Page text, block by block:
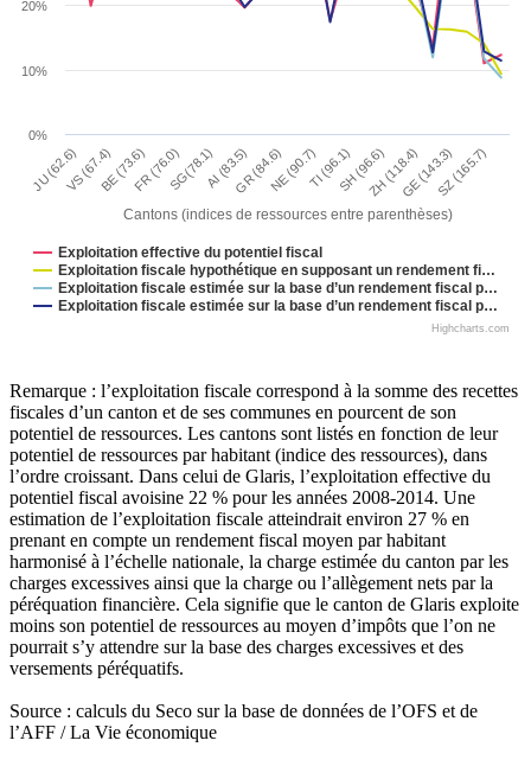
Cantons (indices de ressources entre parenthèses)
Exploitation effective du potentiel fiscal
Exploitation fiscale hypothétique en supposant un rendement fi…
Exploitation fiscale estimée sur la base d’un rendement fiscal p…
Exploitation fiscale estimée sur la base d’un rendement fiscal p…
JU (62.6)VS (67.4)BE (73.6)FR (76.0)SG(78.1)AI (83.5)GR (84.6)NE (90.7)TI (96.1)SH (96.6)ZH (118.4)GE (143.3)SZ (165.7)
0%
10%
20%
Highcharts.com
Remarque : l’exploitation fiscale correspond à la somme des recettes
fiscales d’un canton et de ses communes en pourcent de son
potentiel de ressources. Les cantons sont listés en fonction de leur
potentiel de ressources par habitant (indice des ressources), dans
l’ordre croissant. Dans celui de Glaris, l’exploitation effective du
potentiel fiscal avoisine 22 % pour les années 2008-2014. Une
estimation de l’exploitation fiscale atteindrait environ 27 % en
prenant en compte un rendement fiscal moyen par habitant
harmonisé à l’échelle nationale, la charge estimée du canton par les
charges excessives ainsi que la charge ou l’allègement nets par la
péréquation financière. Cela signifie que le canton de Glaris exploite
moins son potentiel de ressources au moyen d’impôts que l’on ne
pourrait s’y attendre sur la base des charges excessives et des
versements péréquatifs.
Source : calculs du Seco sur la base de données de l’OFS et de
l’AFF / La Vie économique